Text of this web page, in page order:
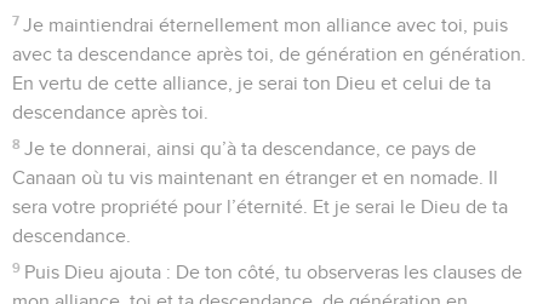
7 Je maintiendrai éternellement mon alliance avec toi, puis
avec ta descendance après toi, de génération en génération.
En vertu de cette alliance, je serai ton Dieu et celui de ta
descendance après toi.
8 Je te donnerai, ainsi qu’à ta descendance, ce pays de
Canaan où tu vis maintenant en étranger et en nomade. Il
sera votre propriété pour l’éternité. Et je serai le Dieu de ta
descendance.
9 Puis Dieu ajouta : De ton côté, tu observeras les clauses de